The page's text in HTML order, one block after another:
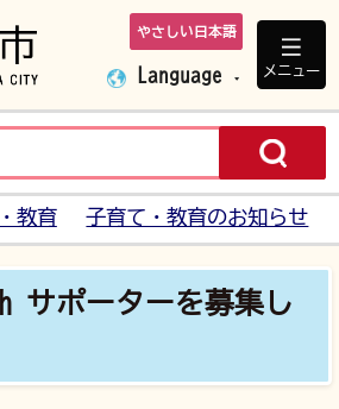
下妻市ホームペ
やさしい日本語
Language メニュー
教育 子育て・教育のお知らせ
サポーターを募集し